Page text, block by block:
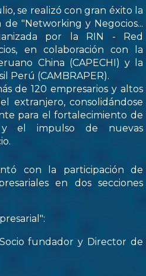
se realizó con gran éxito la
"Networking y Negocios...
por la RIN - Red
en colaboración con la
China (CAPECHI) y la
Perú (CAMBRAPER).
de 120 empresarios y altos
extranjero, consolidándose
para el fortalecimiento de
y el impulso de nuevas
con la participación de
en dos secciones
Socio fundador y Director de